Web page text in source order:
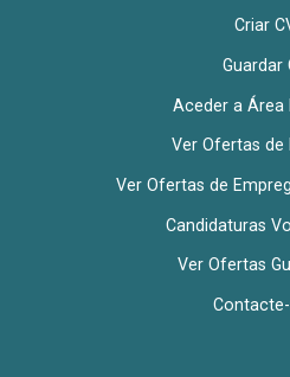
Criar
Guardar
Aceder a Área
Ver Ofertas de
Ver Ofertas de
Candidaturas
Ver Ofertas